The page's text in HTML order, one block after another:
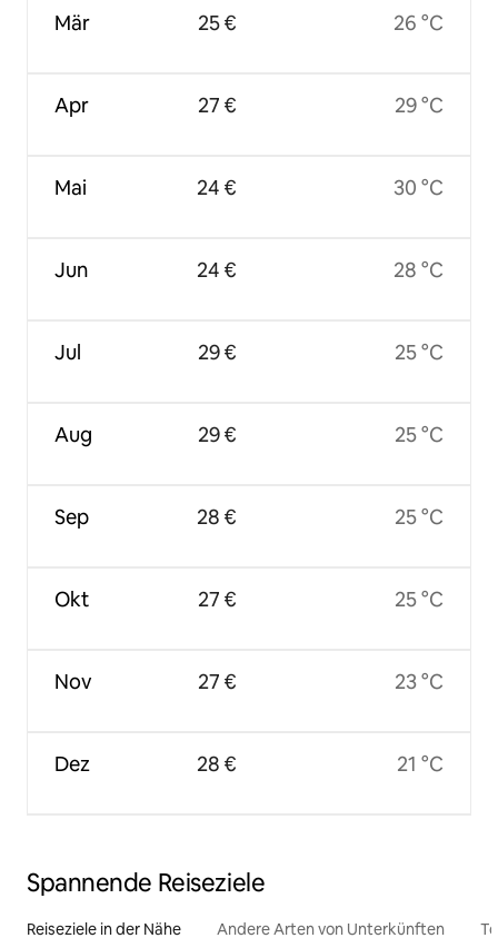
Mär
Apr
Mai
Jun
Jul
Aug
Sep
Okt
Nov
Dez
25 €
27 €
24 €
24 €
29 €
29 €
28 €
27 €
27 €
28 €
26 °C
29 °C
30 °C
28 °C
25 °C
25 °C
25 °C
25 °C
23 °C
21 °C
Spannende Reiseziele
Reiseziele in der Nähe Andere Arten von Unterkünften